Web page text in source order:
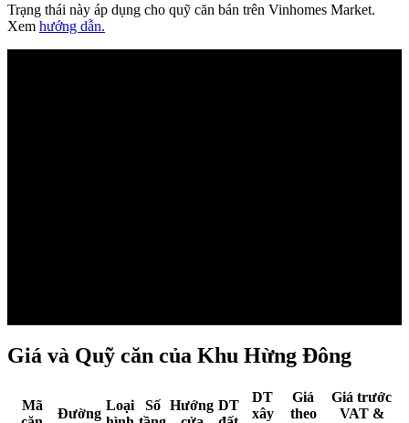
Trạng thái này áp dụng cho quỹ căn bán trên Vinhomes Market.
Xem hướng dẫn.
Giá và Quỹ căn của Khu Hừng Đông
Mã
Đường
Loại
Số
Hướng DT
DT
xây
Giá
theo
Giá trước
VAT &